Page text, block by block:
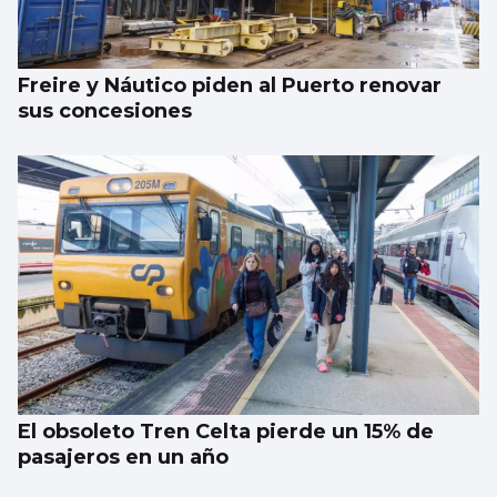
Freire y Náutico piden al Puerto renovar
sus concesiones
El obsoleto Tren Celta pierde un 15% de
pasajeros en un año